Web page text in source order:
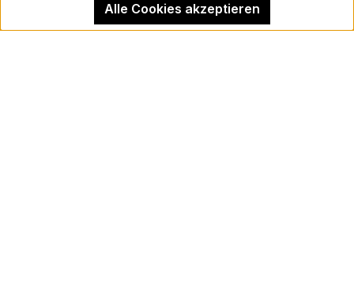
Alle Cookies akzeptieren